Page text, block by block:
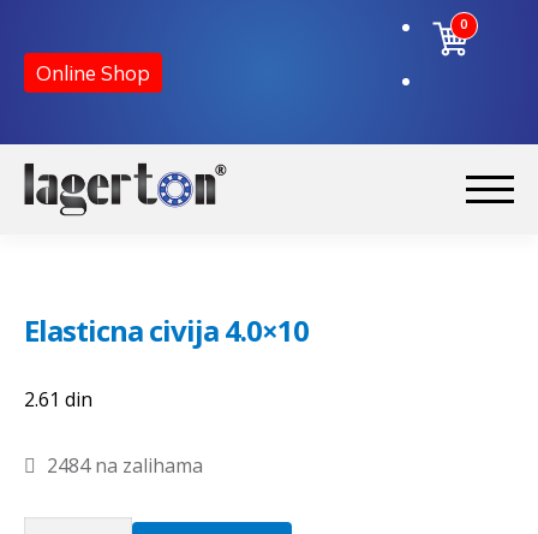
Online Shop
0
O nama
Kontakt
Elasticna civija 4.0×10
2.61 din
2484 na zalihama